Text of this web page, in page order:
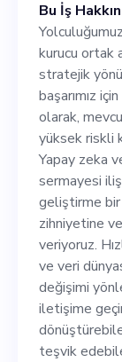
ve iş
Hızlı
gelişen
lütfen
Bu İş
kurucu ortak
stratejik
başarımız
olarak,
yüksek riskli
Yapay zeka
sermayesi
geliştirme bir
zihniyetine
veriyoruz.
ve veri
değişimi
iletişime
teşvik